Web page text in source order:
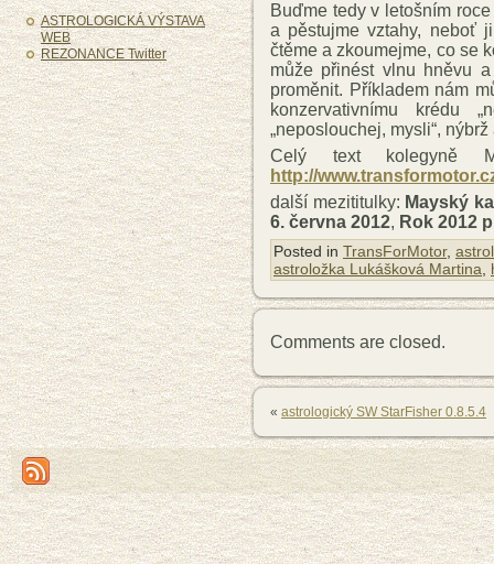
ASTROLOGICKÁ VÝSTAVA
WEB
REZONANCE Twitter
Buďme tedy v letošním
a pěstujme vztahy, neboť
čtěme a zkoumejme, co se
může přinést vlnu hněvu
proměnit. Příkladem nám
konzervativnímu krédu
„neposlouchej, mysli“,
Celý text kolegyně
http://
další mezititulky: Mayský
6. června 2012, Rok 2012
Posted in TransForMotor,
astroložka Lukášková Martina
Comments are closed.
« astrologický SW StarFisher 0.8.5.4